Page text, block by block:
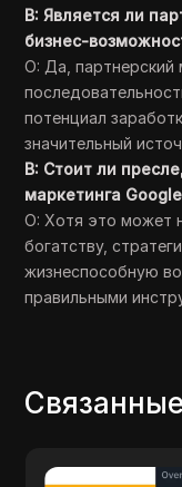
В: Является ли
бизнес-
О: Да, партнерский
потенциал
значительный
В: Стоит ли
маркетинга
О: Хотя это может
богатству,
жизнеспособную
правильными